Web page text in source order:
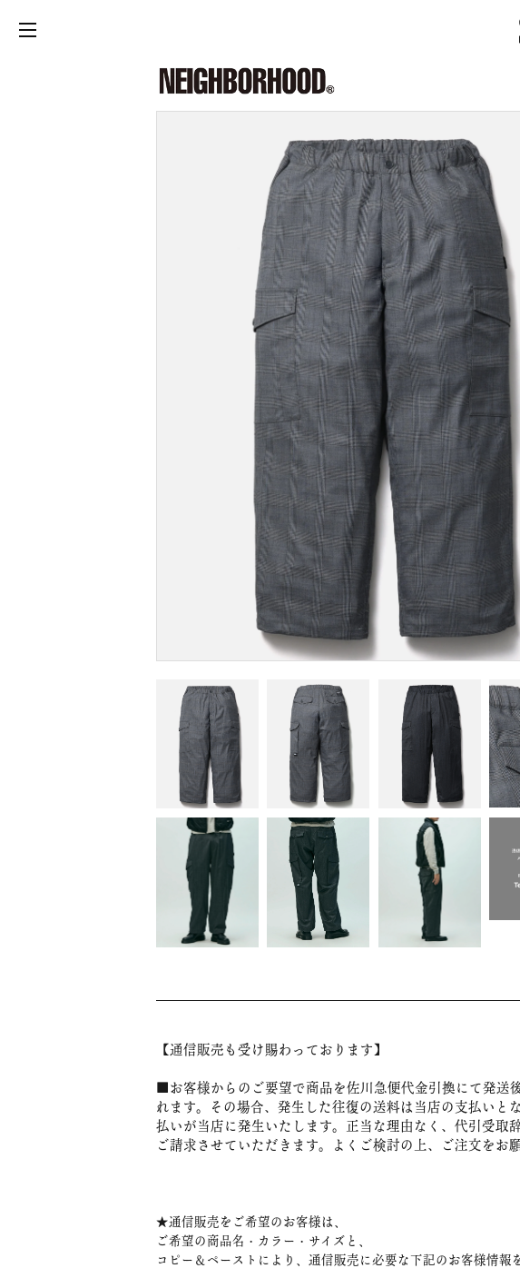
【通信販売も受け賜わっております】
■お客様からのご要望で商品を佐川急便代金引換にて発送
れます。その場合、発生した往復の送料は当店の支払い
払いが当店に発生いたします。正当な理由なく、代引受
ご請求させていただきます。よくご検討の上、ご注文をお
★通信販売をご希望のお客様は、
ご希望の商品名・カラー・サイズと、
コピー＆ペーストにより、通信販売に必要な下記のお客様情報